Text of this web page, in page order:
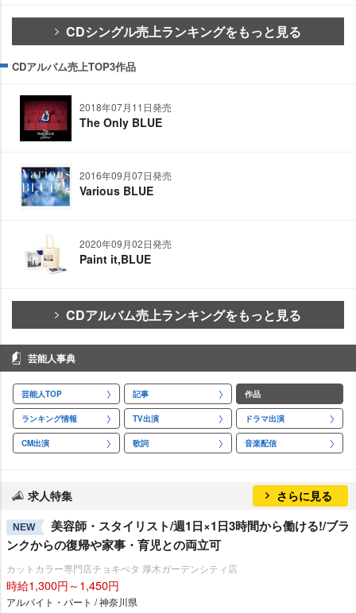
CDシングル売上ランキングをもっと見る
CDアルバム売上TOP3作品
2018年07月11日発売
The Only BLUE
2016年09月07日発売
Various BLUE
2020年09月02日発売
Paint it,BLUE
CDアルバム売上ランキングをもっと見る
芸能人事典
芸能人TOP 記事 作品
ランキング情報 TV出演 ドラマ出演
CM出演 歌詞 音楽配信
求人特集 さらに見る
NEW
美容師・スタイリスト/週1日×1日3時間から働ける!/ブラ
ンクからの復帰や家事・育児との両立可
カットカラー専門店チョキぺタ 厚木ガーデンシティ店
時給1,300円～1,450円
アルバイト・パート / 神奈川県